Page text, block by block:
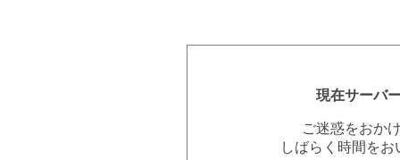
現在サーバ
ご迷惑をおか
しばらく時間を